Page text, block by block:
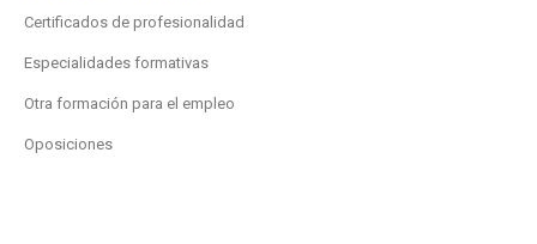
Certificados de profesionalidad
Especialidades formativas
Otra formación para el empleo
Oposiciones